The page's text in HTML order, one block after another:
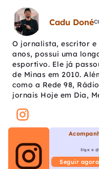
Cadu Doné
O jornalista, escritor e
anos, possui uma
esportivo. Ele já
de Minas em 2010.
como a Rede 98,
jornais Hoje em Dia,
Siga a
Seguir agora